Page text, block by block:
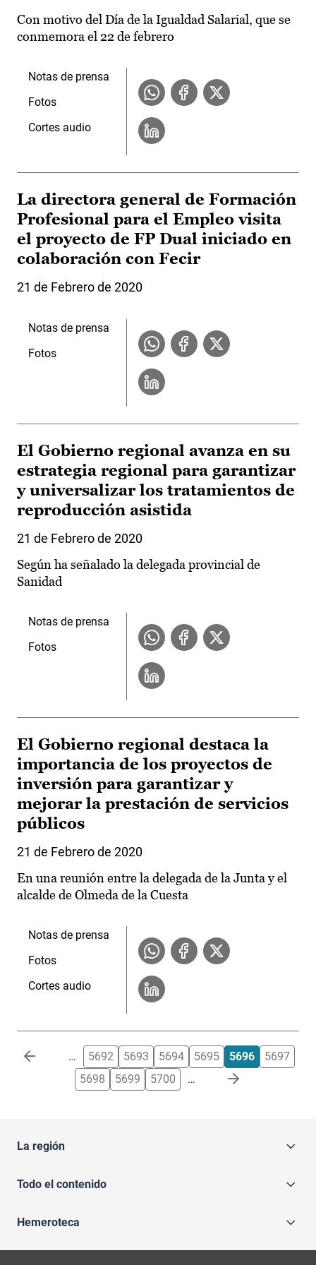
Con motivo del Día de la Igualdad Salarial, que se
conmemora el 22 de febrero
Notas de prensa
Fotos
Cortes audio
La directora general de Formación
Profesional para el Empleo visita
el proyecto de FP Dual iniciado en
colaboración con Fecir
21 de Febrero de 2020
Notas de prensa
Fotos
El Gobierno regional avanza en su
estrategia regional para garantizar
y universalizar los tratamientos de
reproducción asistida
21 de Febrero de 2020
Según ha señalado la delegada provincial de
Sanidad
Notas de prensa
Fotos
El Gobierno regional destaca la
importancia de los proyectos de
inversión para garantizar y
mejorar la prestación de servicios
públicos
21 de Febrero de 2020
En una reunión entre la delegada de la Junta y el
alcalde de Olmeda de la Cuesta
Notas de prensa
Fotos
Cortes audio
Paginación … 5692 5693 5694 5695 5696
5697
5698
5699 5700 …
La región
Todo el contenido
Hemeroteca